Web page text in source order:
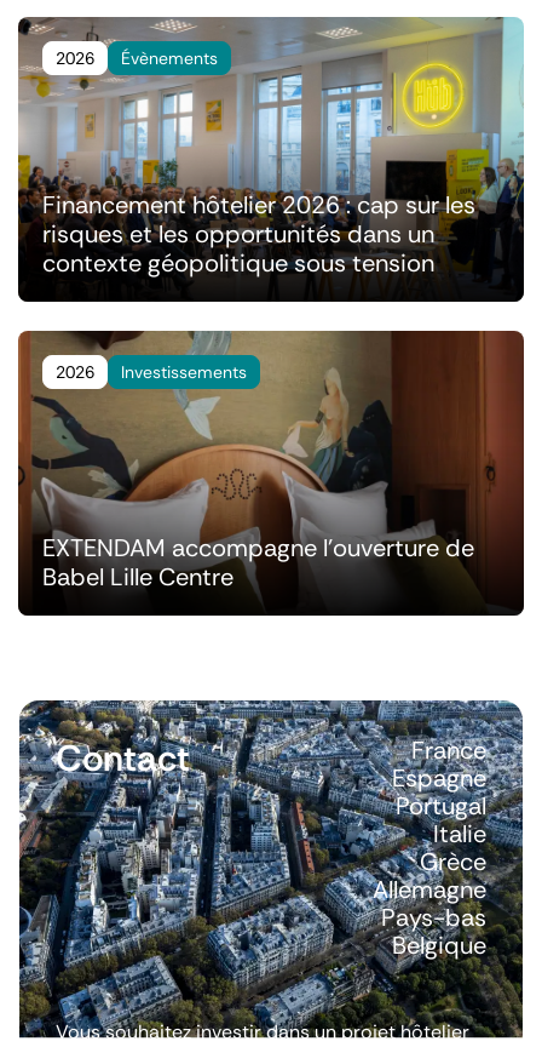
2026 Évènements
Financement hôtelier 2026 : cap sur les
risques et les opportunités dans un
contexte géopolitique sous tension
2026 Investissements
EXTENDAM accompagne l'ouverture de
Babel Lille Centre
Contact
France
Espagne
Portugal
Italie
Grèce
Allemagne
Pays-bas
Belgique
Vous souhaitez investir dans un projet hôtelier